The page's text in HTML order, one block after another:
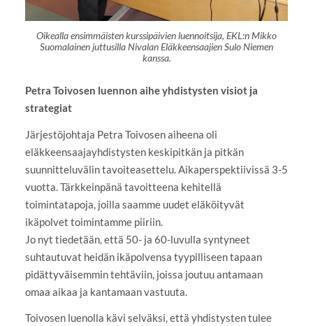
Oikealla ensimmäisten kurssipäivien luennoitsija, EKL:n Mikko
Suomalainen juttusilla Nivalan Eläkkeensaajien Sulo Niemen
kanssa.
Petra Toivosen luennon aihe yhdistysten visiot ja
strategiat
Järjestöjohtaja Petra Toivosen aiheena oli
eläkkeensaajayhdistysten keskipitkän ja pitkän
suunnitteluvälin tavoiteasettelu. Aikaperspektiivissä 3-5
vuotta. Tärkkeinpänä tavoitteena kehitellä
toimintatapoja, joilla saamme uudet eläköityvät
ikäpolvet toimintamme piiriin.
Jo nyt tiedetään, että 50- ja 60-luvulla syntyneet
suhtautuvat heidän ikäpolvensa tyypilliseen tapaan
pidättyväisemmin tehtäviin, joissa joutuu antamaan
omaa aikaa ja kantamaan vastuuta.
Toivosen luenolla kävi selväksi, että yhdistysten tulee